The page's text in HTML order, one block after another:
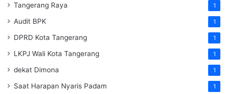
Tangerang Raya 1
Audit BPK 1
DPRD Kota Tangerang 1
LKPJ Wali Kota Tangerang 1
dekat Dimona 1
Saat Harapan Nyaris Padam 1